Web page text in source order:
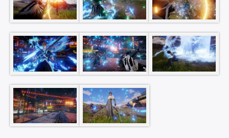
×
Rechercher
: